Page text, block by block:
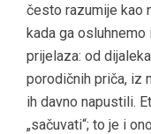
često razumije kao
kada ga
prijelaza: od
porodičnih priča, iz
ih davno napustili.
„sačuvati“; to je i